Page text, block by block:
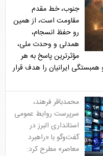
جنوب، خط مقدم
مقاومت است، از همین
رو حفظ انسجام،
همدلی و وحدت ملی،
مؤثرترین پاسخ به هر
ایرانیان را هدف قرار
محمدباقر فرهند،
سرپرست روابط عمومی
استانداری البرز در
گفت‌وگو با «راهبرد
معاصر» مطرح کرد: